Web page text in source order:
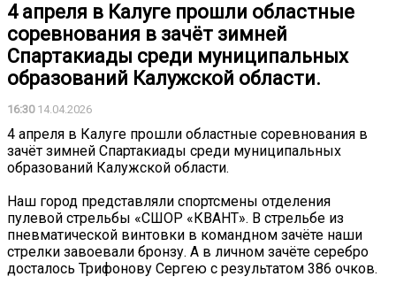
4 апреля в Калуге прошли областные
соревнования в зачёт зимней
Спартакиады среди муниципальных
образований Калужской области.
16:3014.04.2026
4 апреля в Калуге прошли областные соревнования в
зачёт зимней Спартакиады среди муниципальных
образований Калужской области.
Наш город представляли спортсмены отделения
пулевой стрельбы «СШОР «КВАНТ». В стрельбе из
пневматической винтовки в командном зачёте наши
стрелки завоевали бронзу. А в личном зачёте серебро
досталось Трифонову Сергею с результатом 386 очков.